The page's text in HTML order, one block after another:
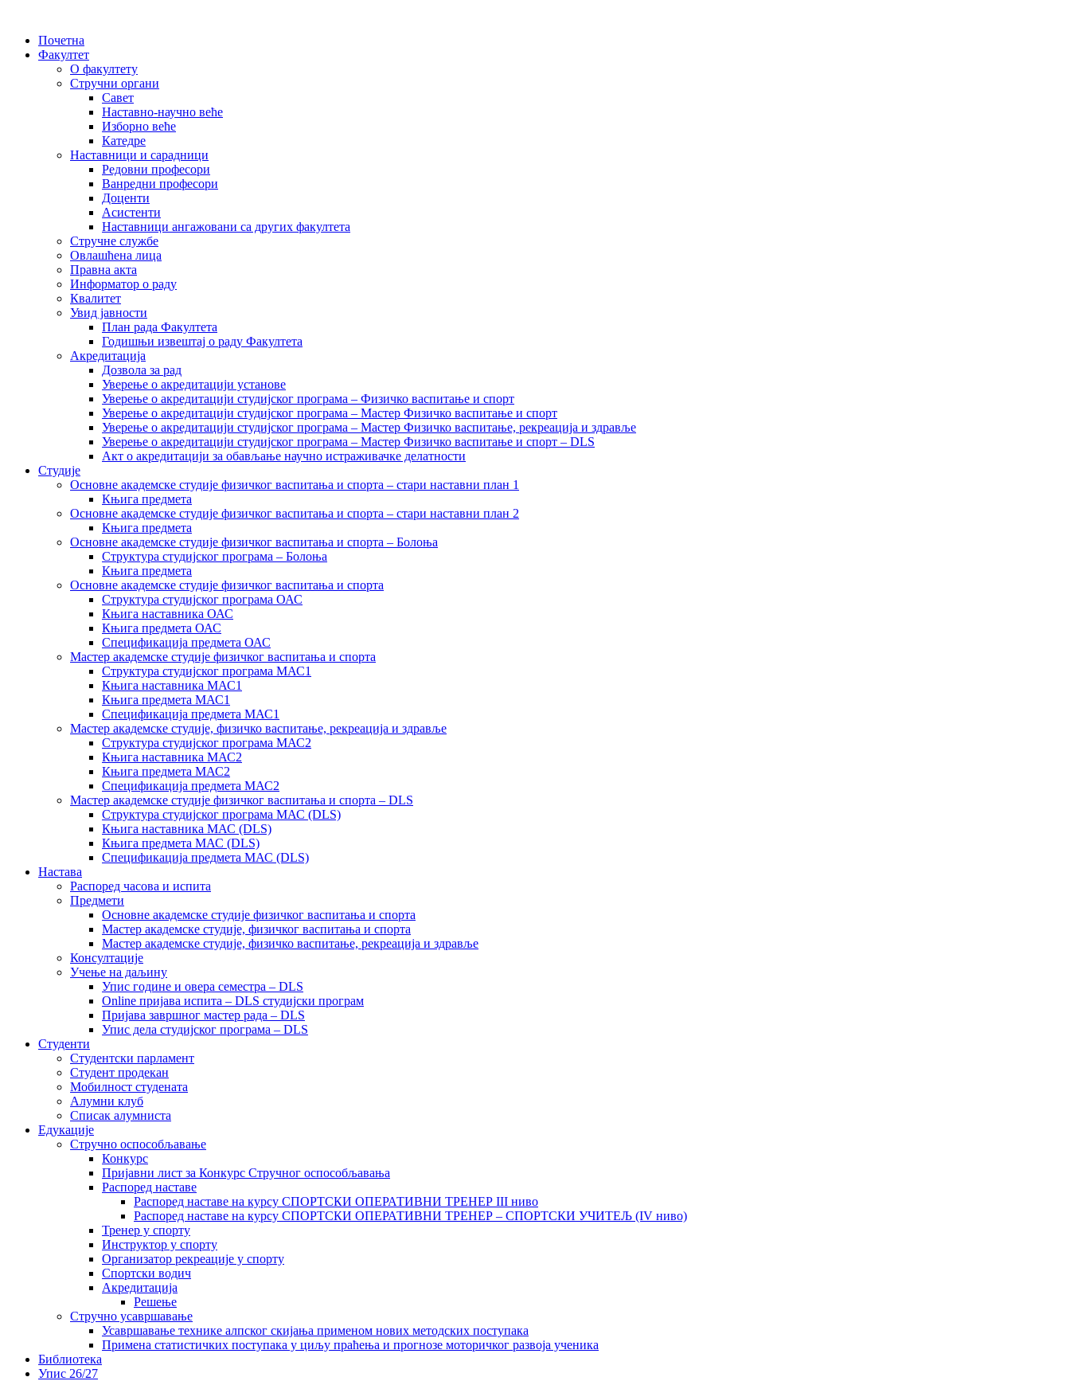
Почетна
Факултет
О факултету
Стручни органи
Савет
Наставно-научно веће
Изборно веће
Катедре
Наставници и сарадници
Редовни професори
Ванредни професори
Доценти
Асистенти
Наставници ангажовани са других факултета
Стручне службе
Овлашћена лица
Правна акта
Информатор о раду
Квалитет
Увид јавности
План рада Факултета
Годишњи извештај о раду Факултета
Акредитација
Дозвола за рад
Уверење о акредитацији установе
Уверење о акредитацији студијског програма – Физичко васпитање и спорт
Уверење о акредитацији студијског програма – Мастер Физичко васпитање и спорт
Уверење о акредитацији студијског програма – Мастер Физичко васпитање, рекреација и здравље
Уверење о акредитацији студијског програма – Мастер Физичко васпитање и спорт – DLS
Акт о акредитацији за обављање научно истраживачке делатности
Студије
Основне академске студије физичког васпитања и спорта – стари наставни план 1
Књига предмета
Основне академске студије физичког васпитања и спорта – стари наставни план 2
Књига предмета
Основне академске студије физичког васпитања и спорта – Болоња
Структура студијског програма – Болоња
Књига предмета
Основне академске студије физичког васпитања и спорта
Структура студијског програма ОАС
Књига наставника ОАС
Књига предмета ОАС
Спецификација предмета ОАС
Мастер академске студије физичког васпитања и спорта
Структура студијског програма МАС1
Књига наставника МАС1
Књига предмета МАС1
Спецификација предмета МАС1
Мастер академске студије, физичко васпитање, рекреација и здравље
Структура студијског програма МАС2
Књига наставника МАС2
Књига предмета МАС2
Спецификација предмета МАС2
Мастер академске студије физичког васпитања и спорта – DLS
Структура студијског програма МАС (DLS)
Књига наставника МАС (DLS)
Књига предмета МАС (DLS)
Спецификација предмета МАС (DLS)
Настава
Распоред часова и испита
Предмети
Основне академске студије физичког васпитања и спорта
Мастер академске студије, физичког васпитања и спорта
Мастер академске студије, физичко васпитање, рекреација и здравље
Консултације
Учење на даљину
Упис године и овера семестра – DLS
Online пријава испита – DLS студијски програм
Пријава завршног мастер рада – DLS
Упис дела студијског програма – DLS
Студенти
Студентски парламент
Студент продекан
Мобилност студената
Алумни клуб
Списак алумниста
Едукације
Стручно оспособљавање
Конкурс
Пријавни лист за Конкурс Стручног оспособљавања
Распоред наставе
Распоред наставе на курсу СПОРТСКИ ОПЕРАТИВНИ ТРЕНЕР III ниво
Распоред наставе на курсу СПОРТСКИ ОПЕРАТИВНИ ТРЕНЕР – СПОРТСКИ УЧИТЕЉ (IV ниво)
Тренер у спорту
Инструктор у спорту
Организатор рекреације у спорту
Спортски водич
Акредитација
Решење
Стручно усавршавање
Усавршавање технике алпског скијања применом нових методских поступака
Примена статистичких поступака у циљу праћења и прогнозе моторичког развоја ученика
Библиотека
Упис 26/27